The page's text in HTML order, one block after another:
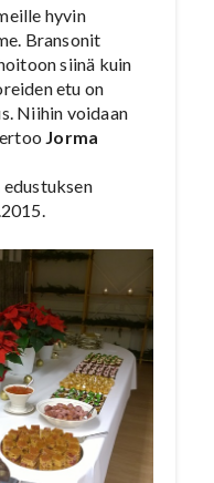
hyvin
Bransonit
siinä kuin
etu on
Niihin voidaan
Jorma